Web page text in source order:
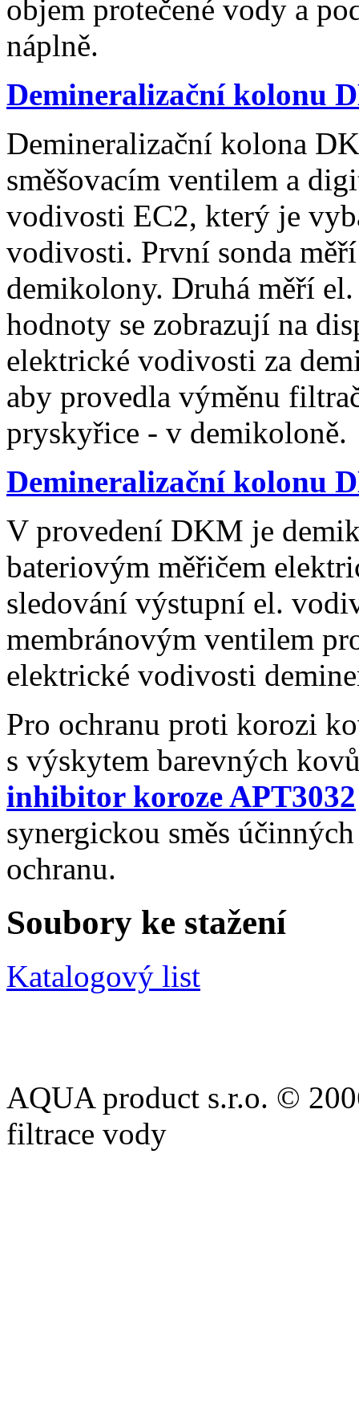
objem protečené vody a
náplně.
Demineralizační kolonu
Demineralizační kolona
směšovacím ventilem a
vodivosti EC2, který je
vodivosti. První sonda
demikolony. Druhá měří
hodnoty se zobrazují na
elektrické vodivosti za
aby provedla výměnu
pryskyřice - v demikoloně.
Demineralizační kolonu
V provedení DKM je
bateriovým měřičem
sledování výstupní el.
membránovým ventilem
elektrické vodivosti
Pro ochranu proti korozi
s výskytem barevných
inhibitor koroze APT3032
synergickou směs
ochranu.
Soubory ke stažení
Katalogový list
AQUA product s.r.o. ©
filtrace vody